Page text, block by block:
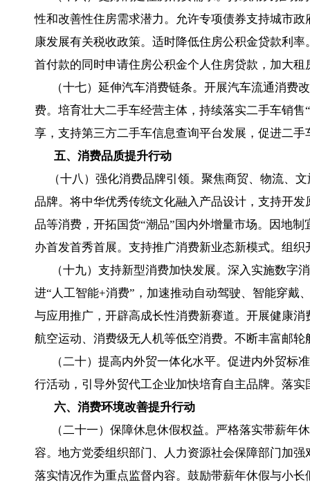
性和改善性住房需求潜力。允许专项债券支持城市
康发展有关税收政策。适时降低住房公积金贷款利
首付款的同时申请住房公积金个人住房贷款，加大
（十七）延伸汽车消费链条。开展汽车流通消费
费。培育壮大二手车经营主体，持续落实二手车销
享，支持第三方二手车信息查询平台发展，促进二手
五、消费品质提升行动
（十八）强化消费品牌引领。聚焦商贸、物流、
品牌。将中华优秀传统文化融入产品设计，支持开
品等消费，开拓国货“潮品”国内外增量市场。因地
办首发首秀首展。支持推广消费新业态新模式。组
（十九）支持新型消费加快发展。深入实施数字
进“人工智能+消费”，加速推动自动驾驶、智能穿戴
与应用推广，开辟高成长性消费新赛道。开展健康
航空运动、消费级无人机等低空消费。不断丰富邮
（二十）提高内外贸一体化水平。促进内外贸标
行活动，引导外贸代工企业加快培育自主品牌。落
六、消费环境改善提升行动
（二十一）保障休息休假权益。严格落实带薪年
容。地方党委组织部门、人力资源社会保障部门加
落实情况作为重点监督内容。鼓励带薪年休假与小